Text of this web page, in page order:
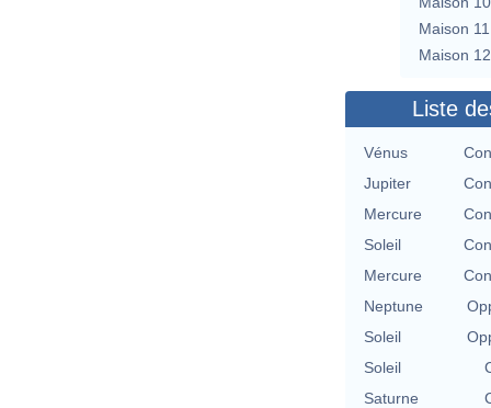
Maison 11
Maison 12
Liste
Vénus
Jupiter
Mercure
Soleil
Mercure
Neptune
Soleil
Soleil
Saturne